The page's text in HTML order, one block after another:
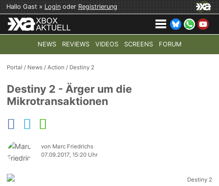
Hallo Gast »LoginoderRegistrierung
NEWS REVIEWS VIDEOS SCREENS FORUM
TOP-THEMEN: COD: MODERN WARFARE 4 HALO:
Portal / News /Action / Destiny 2
Destiny 2 - Ärger um die
Mikrotransaktionen
von Marc Friedrichs
07.09.2017, 15:20 Uhr